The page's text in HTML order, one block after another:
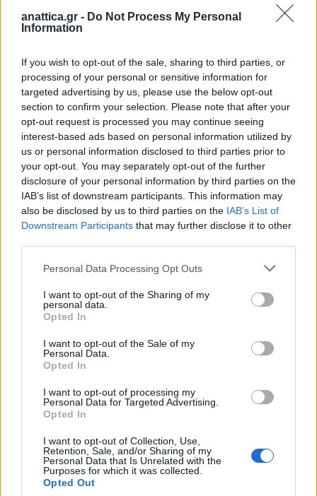
anattica.gr - Do Not Process My Personal
Information
If you wish to opt-out of the sale, sharing to third parties, or
processing of your personal or sensitive information for
targeted advertising by us, please use the below opt-out
section to confirm your selection. Please note that after your
opt-out request is processed you may continue seeing
interest-based ads based on personal information utilized by
us or personal information disclosed to third parties prior to
your opt-out. You may separately opt-out of the further
disclosure of your personal information by third parties on the
IAB’s list of downstream participants. This information may
also be disclosed by us to third parties on the IAB’s List of
Downstream Participants that may further disclose it to other
Personal Data Processing Opt Outs
I want to opt-out of the Sharing of my
personal data.
Opted In
I want to opt-out of the Sale of my
Personal Data.
Opted In
I want to opt-out of processing my
Personal Data for Targeted Advertising.
Opted In
I want to opt-out of Collection, Use,
Retention, Sale, and/or Sharing of my
Personal Data that Is Unrelated with the
Purposes for which it was collected.
Opted Out
▹ Ανατολής (Διονύσου)
▹ Ξυλοκέριζας
▹ Αγίας Παρασκευής (Βαζάνα)
▹ Εφημεριδοπωλών (Παμμακάριστου)
Στο φυσικό αντικείμενο της σύμβασης
περιλαμβάνεται η κατασκευή 11 συλλεκτήρων
συνολικού μήκους σχεδόν 19 χιλιομέτρων. Το
οριστεί σε 24 μήνες από την υπογραφή της
σύμβασης.
υπογραφεί εντός του πρώτου τετραμήνου του 2026,
με τις εργασίες να ξεκινούν αμέσως μετά.